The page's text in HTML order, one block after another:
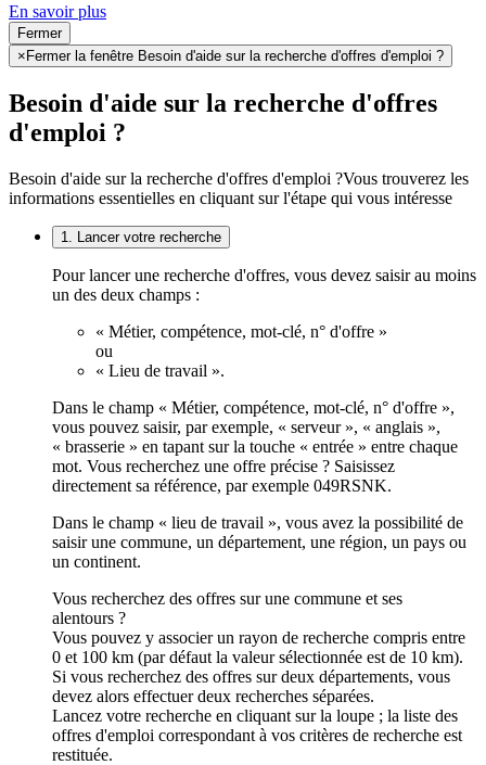
En savoir plus
Fermer
× Fermer la fenêtre Besoin d'aide sur la recherche d'offres d'emploi ?
Besoin d'aide sur la recherche d'offres
d'emploi ?
Besoin d'aide sur la recherche d'offres d'emploi ?Vous trouverez les
informations essentielles en cliquant sur l'étape qui vous intéresse
1. Lancer votre recherche
Pour lancer une recherche d'offres, vous devez saisir au moins
un des deux champs :
« Métier, compétence, mot-clé, n° d'offre »
ou
« Lieu de travail ».
Dans le champ « Métier, compétence, mot-clé, n° d'offre »,
vous pouvez saisir, par exemple, « serveur », « anglais »,
« brasserie » en tapant sur la touche « entrée » entre chaque
mot. Vous recherchez une offre précise ? Saisissez
directement sa référence, par exemple 049RSNK.
Dans le champ « lieu de travail », vous avez la possibilité de
saisir une commune, un département, une région, un pays ou
un continent.
Vous recherchez des offres sur une commune et ses
alentours ?
Vous pouvez y associer un rayon de recherche compris entre
0 et 100 km (par défaut la valeur sélectionnée est de 10 km).
Si vous recherchez des offres sur deux départements, vous
devez alors effectuer deux recherches séparées.
Lancez votre recherche en cliquant sur la loupe ; la liste des
offres d'emploi correspondant à vos critères de recherche est
restituée.